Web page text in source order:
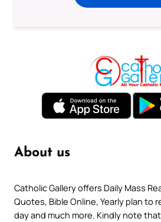
About us
Catholic Gallery offers Daily Mass
Quotes, Bible Online, Yearly plan to
day and much more. Kindly note